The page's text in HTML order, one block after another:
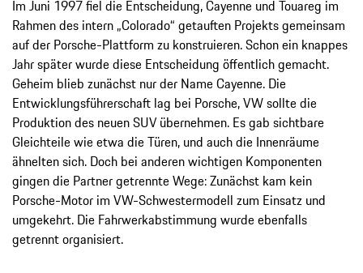
Im Juni 1997 fiel die Entscheidung, Cayenne und Touareg im
Rahmen des intern „Colorado“ getauften Projekts gemeinsam
auf der Porsche-Plattform zu konstruieren. Schon ein knappes
Jahr später wurde diese Entscheidung öffentlich gemacht.
Geheim blieb zunächst nur der Name Cayenne. Die
Entwicklungsführerschaft lag bei Porsche, VW sollte die
Produktion des neuen SUV übernehmen. Es gab sichtbare
Gleichteile wie etwa die Türen, und auch die Innenräume
ähnelten sich. Doch bei anderen wichtigen Komponenten
gingen die Partner getrennte Wege: Zunächst kam kein
Porsche-Motor im VW-Schwestermodell zum Einsatz und
umgekehrt. Die Fahrwerkabstimmung wurde ebenfalls
getrennt organisiert.